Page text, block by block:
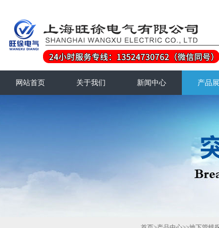
网站首页 关于我们 新闻中心 产品